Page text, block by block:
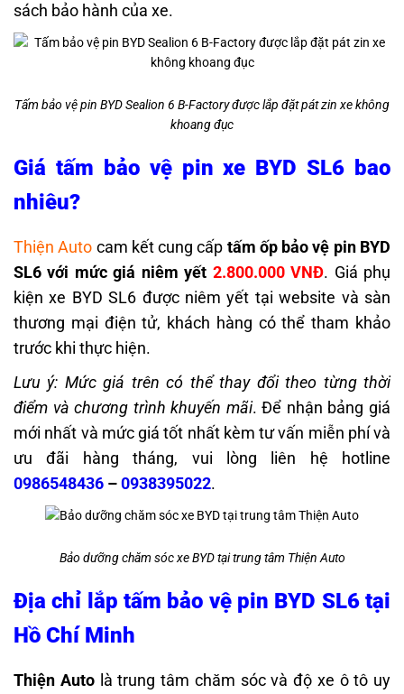
sách bảo hành của xe.
Tấm bảo vệ pin BYD Sealion 6 B-Factory được lắp đặt pát zin xe không
khoang đục
Giá tấm bảo vệ pin xe BYD SL6 bao
nhiêu?
Thiện Auto cam kết cung cấp tấm ốp bảo vệ pin BYD
SL6 với mức giá niêm yết 2.800.000 VNĐ. Giá phụ
kiện xe BYD SL6 được niêm yết tại website và sàn
thương mại điện tử, khách hàng có thể tham khảo
trước khi thực hiện.
Lưu ý: Mức giá trên có thể thay đổi theo từng thời
điểm và chương trình khuyến mãi. Để nhận bảng giá
mới nhất và mức giá tốt nhất kèm tư vấn miễn phí và
ưu đãi hàng tháng, vui lòng liên hệ hotline
0986548436 –0938395022.
Bảo dưỡng chăm sóc xe BYD tại trung tâm Thiện Auto
Địa chỉ lắp tấm bảo vệ pin BYD SL6 tại
Hồ Chí Minh
Thiện Autolà trung tâm chăm sóc và độ xe ô tô uy